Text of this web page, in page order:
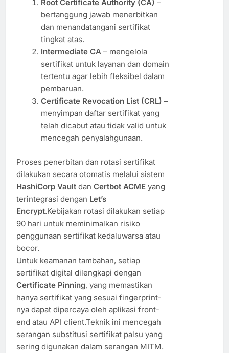
Root Certificate Authority (CA) –
bertanggung jawab menerbitkan
dan menandatangani sertifikat
tingkat atas.
Intermediate CA– mengelola
sertifikat untuk layanan dan domain
tertentu agar lebih fleksibel dalam
pembaruan.
Certificate Revocation List (CRL) –
menyimpan daftar sertifikat yang
telah dicabut atau tidak valid untuk
mencegah penyalahgunaan.
Proses penerbitan dan rotasi sertifikat
dilakukan secara otomatis melalui sistem
HashiCorp Vault dan Certbot ACME yang
terintegrasi dengan Let’s
Encrypt.Kebijakan rotasi dilakukan setiap
90 hari untuk meminimalkan risiko
penggunaan sertifikat kedaluwarsa atau
bocor.
Untuk keamanan tambahan, setiap
sertifikat digital dilengkapi dengan
Certificate Pinning, yang memastikan
hanya sertifikat yang sesuai fingerprint-
nya dapat dipercaya oleh aplikasi front-
end atau API client.Teknik ini mencegah
serangan substitusi sertifikat palsu yang
sering digunakan dalam serangan MITM.